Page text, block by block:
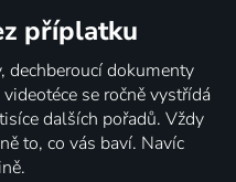
příplatku
dechberoucí dokumenty
se ročně vystřídá
dalších pořadů. Vždy
to, co vás baví. Navíc